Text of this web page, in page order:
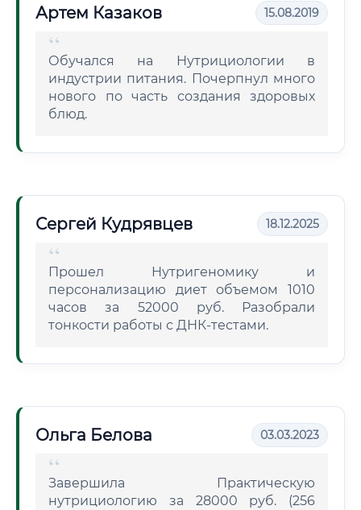
Артем Казаков 15.08.2019
Обучался на Нутрициологии в
индустрии питания. Почерпнул много
нового по часть создания здоровых
блюд.
Сергей Кудрявцев 18.12.2025
Прошел Нутригеномику и
персонализацию диет объемом 1010
часов за 52000 руб. Разобрали
тонкости работы с ДНК-тестами.
Ольга Белова 03.03.2023
Завершила Практическую
нутрициологию за 28000 руб. (256